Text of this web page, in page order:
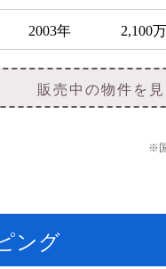
2003年 2,100
販売中の物件を見
※
ング